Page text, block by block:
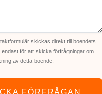
skickas direkt till boendets
för att skicka förfrågningar om
av detta boende.